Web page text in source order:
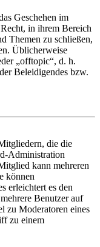
Geschehen im
in ihrem Bereich
Themen zu schließen,
Üblicherweise
„offtopic“, d. h.
Beleidigendes bzw.
die die
Administration
kann mehreren
können
erleichtert es den
Benutzer auf
zu Moderatoren eines
zu einem